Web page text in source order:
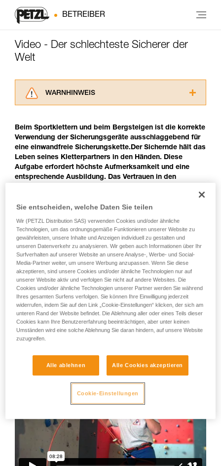
BETREIBER
Video - Der schlechteste Sicherer der
Welt
WARNHINWEIS
aufmerksam durch, bevor Sie diesen zu Rate
ziehen. Um diese Zusatzinformationen
verstehen zu können, müssen Sie zuerst die in
der Gebrauchsanweisung enthaltenen
Informationen richtig verstanden haben.
Die Beherrschung dieser Techniken setzt eine
einem Profi, ob Sie in der Lage sind, den
Vorgang alleine sicher zu wiederholen, bevor
Sie ihn eigenständig durchführen.
Wir geben Beispiele für die mit Ihrer Aktivität
verbundenen Techniken. Möglicherweise gibt es
noch andere Techniken, die hier nicht
beschrieben werden.
Beim Sportklettern und beim Bergsteigen ist die korrekte
Verwendung der Sicherungsgeräte ausschlaggebend für
eine einwandfreie Sicherungskette.Der Sichernde hält das
Leben seines Kletterpartners in den Händen. Diese
Aufgabe erfordert höchste Aufmerksamkeit und eine
entsprechende Ausbildung. Das Vertrauen in den
Sicherer sein.
Den schlechtesten Sicherer der Welt
Mit den hier gezeigten Verhaltensweisen kann jeder Kletterer
konfrontiert werden. Sie müssen nicht ganz so übertrieben
sein wie in diesem Film.
Auch wenn wir darüber lachen, müssen wir uns doch
fragen:
- Bin ich nicht manchmal genauso nachlässig wie er?
- Wenn ich die Person am anderen Ende des Seils wäre,
Sie entscheiden, welche Daten Sie teilen
Wir (PETZL Distribution SAS) verwenden Cookies und/oder ähnliche
Technologien, um das ordnungsgemäße Funktionieren unserer Website zu
gewährleisten, unsere Inhalte und Anzeigen individuell zu gestalten und
unseren Datenverkehr zu analysieren. Wir geben auch Informationen über Ihr
Surfverhalten auf unserer Website an unsere Analyse-, Werbe- und Social-
Media-Partner weiter, um unsere Werbung anzupassen. Wenn Sie diese
akzeptieren, sind unsere Cookies und/oder ähnliche Technologien nur auf
unserer Website aktiv und verfolgen Sie nicht auf andere Websites. Die
Cookies und/oder ähnliche Technologien unserer Partner werden Sie während
Ihres gesamten Surfens verfolgen. Sie können Ihre Einwilligung jederzeit
widerrufen, indem Sie auf den Link „Cookie-Einstellungen“ klicken, der sich am
unteren Rand der Website befindet. Die Ablehnung aller oder eines Teils dieser
Cookies kann Ihre Benutzererfahrung beeinträchtigen, aber unter keinen
Umständen wird eine solche Ablehnung Sie daran hindern, auf unsere Website
zuzugreifen.
Alle ablehnen Alle Cookies akzeptieren
Cookie-Einstellungen